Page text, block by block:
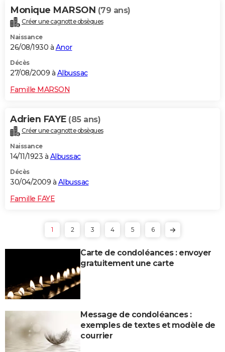
Monique MARSON (79 ans)
Créer une cagnotte obsèques
Naissance
26/08/1930 à Anor
Décès
27/08/2009 à Albussac
Famille MARSON
Adrien FAYE (85 ans)
Créer une cagnotte obsèques
Naissance
14/11/1923 à Albussac
Décès
30/04/2009 à Albussac
Famille FAYE
1 2 3 4 5 6
Carte de condoléances : envoyer
gratuitement une carte
Message de condoléances :
exemples de textes et modèle de
courrier